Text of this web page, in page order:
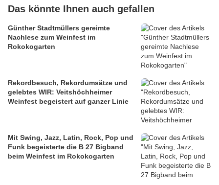
Das könnte Ihnen auch gefallen
Günther Stadtmüllers gereimte
Nachlese zum Weinfest im
Rokokogarten
Rekordbesuch, Rekordumsätze und
gelebtes WIR: Veitshöchheimer
Weinfest begeistert auf ganzer Linie
Mit Swing, Jazz, Latin, Rock, Pop und
Funk begeisterte die B 27 Bigband
beim Weinfest im Rokokogarten